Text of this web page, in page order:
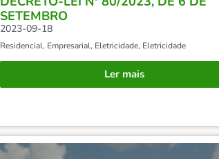
SETEMBRO
2023-09-18
Residencial, Empresarial, Eletricidade, Eletricidade
Ler mais